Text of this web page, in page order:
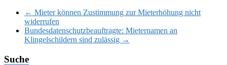
← Mieter können Zustimmung zur Mieterhöhung nicht
widerrufen
Bundesdatenschutzbeauftragte: Mieternamen an
Klingelschildern sind zulässig →
Suche